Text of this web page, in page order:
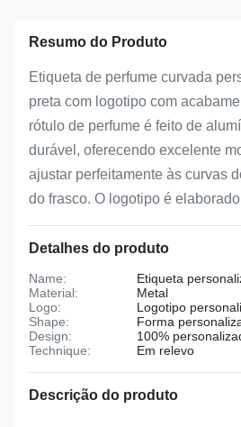
Resumo do Produto
Etiqueta de perfume curvada
preta com logotipo com
rótulo de perfume é feito de
durável, oferecendo excelente
ajustar perfeitamente às curvas
do frasco. O logotipo é
Detalhes do produto
Name:
Etiqueta
Material:
Metal
Logo:
Logotipo
Shape:
Forma
Design:
100%
Technique:
Em relevo
Descrição do produto